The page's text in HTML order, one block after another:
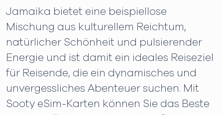
Jamaika bietet eine beispiellose
Mischung aus kulturellem Reichtum,
natürlicher Schönheit und pulsierender
Energie und ist damit ein ideales Reiseziel
für Reisende, die ein dynamisches und
unvergessliches Abenteuer suchen. Mit
Sooty eSim-Karten können Sie das Beste